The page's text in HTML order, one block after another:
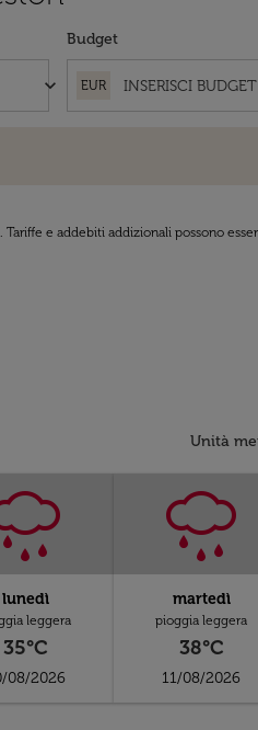
keyboard_arrow_down
Budget
EUR
e addebiti addizionali possono
Unità
lunedì
leggera
35°C
08/2026
martedì
pioggia leggera
38°C
11/08/2026